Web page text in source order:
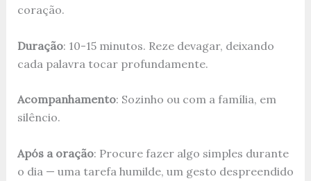
coração.
Duração: 10-15 minutos. Reze devagar, deixando
cada palavra tocar profundamente.
Acompanhamento: Sozinho ou com a família, em
silêncio.
Após a oração: Procure fazer algo simples durante
o dia — uma tarefa humilde, um gesto despreendido